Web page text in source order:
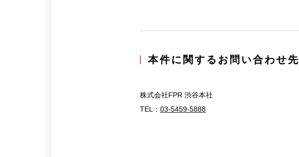
本件に関するお問い合わせ先
株式会社FPR 渋谷本社
TEL： 03-5459-5888